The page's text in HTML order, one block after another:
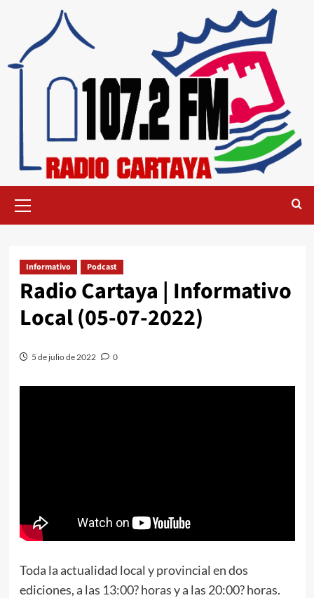
Informativo Podcast
Radio Cartaya | Informativo
Local (05-07-2022)
5 de julio de 2022 0
Toda la actualidad local y provincial en dos
ediciones, a las 13:00? horas y a las 20:00? horas.